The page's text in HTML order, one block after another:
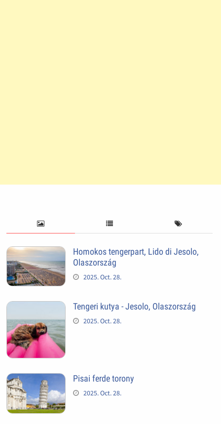
Homokos tengerpart, Lido di Jesolo,
Olaszország
2025. Oct. 28.
Tengeri kutya - Jesolo, Olaszország
2025. Oct. 28.
Pisai ferde torony
2025. Oct. 28.